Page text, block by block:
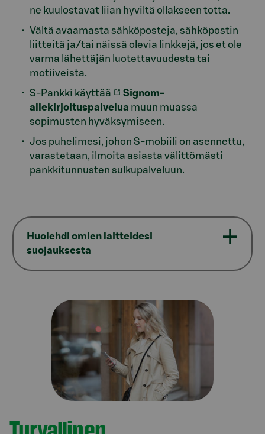
ne kuulostavat liian hyviltä ollakseen totta.
Vältä avaamasta sähköposteja, sähköpostin
liitteitä ja/tai näissä olevia linkkejä, jos et ole
varma lähettäjän luotettavuudesta tai
motiiveista.
S-Pankki käyttää
Signom-
allekirjoituspalvelua muun muassa
sopimusten hyväksymiseen.
Jos puhelimesi, johon S-mobiili on asennettu,
varastetaan, ilmoita asiasta välittömästi
pankkitunnusten sulkupalveluun.
Huolehdi omien laitteidesi
suojauksesta
Model.AnchorLinkTargetDescription